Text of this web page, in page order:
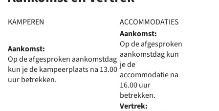
KAMPEREN ACCOMMODATIES
Aankomst:
Op de afgesproken aankomstdag
kun je de kampeerplaats na 13.00
uur betrekken.
Aankomst:
Op de afgesproken
aankomstdag kun
je de
accommodatie na
16.00 uur
betrekken.
Vertrek: